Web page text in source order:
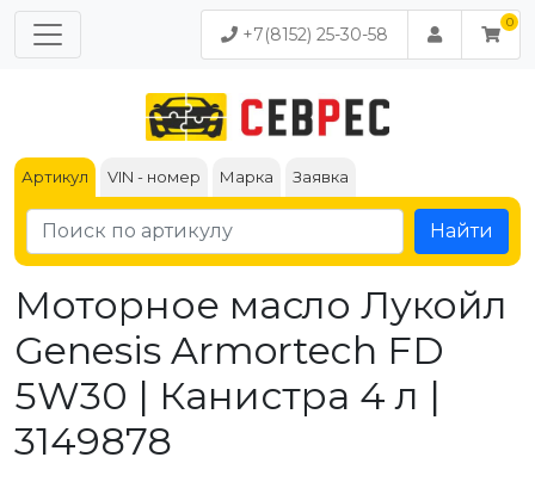
+7(8152) 25-30-58
Артикул VIN - номер Марка Заявка
Найти
Моторное масло Лукойл
Genesis Armortech FD
5W30 | Канистра 4 л |
3149878